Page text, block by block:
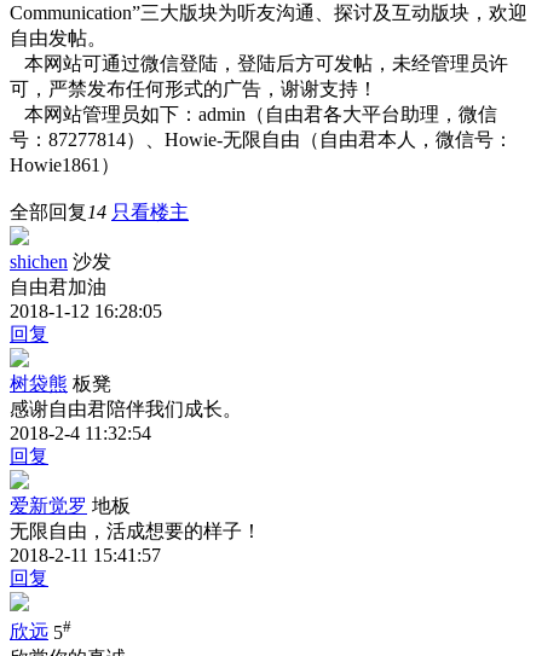
Communication”三大版块为听友沟通、探讨及互动版块，欢迎
自由发帖。
本网站可通过微信登陆，登陆后方可发帖，未经管理员许
可，严禁发布任何形式的广告，谢谢支持！
本网站管理员如下：admin（自由君各大平台助理，微信
号：87277814）、Howie-无限自由（自由君本人，微信号：
Howie1861）
全部回复 14 只看楼主
shichen 沙发
自由君加油
2018-1-12 16:28:05
回复
树袋熊 板凳
感谢自由君陪伴我们成长。
2018-2-4 11:32:54
回复
爱新觉罗 地板
无限自由，活成想要的样子！
2018-2-11 15:41:57
回复
欣远 5#